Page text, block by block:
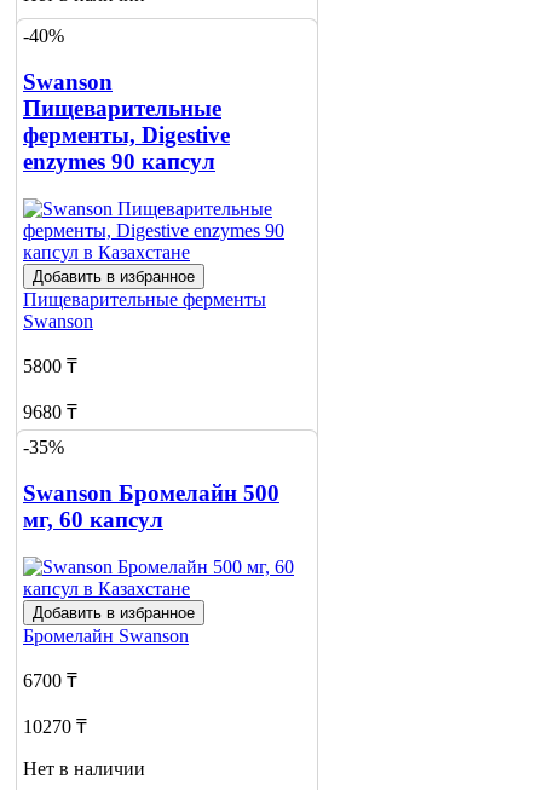
Сообщить
-40%
Swanson
Пищеварительные
ферменты, Digestive
enzymes 90 капсул
Добавить в избранное
Пищеварительные ферменты
Swanson
5800 ₸
9680 ₸
Нет в наличии
Сообщить
о наличии
-35%
Swanson Бромелайн 500
мг, 60 капсул
Добавить в избранное
Бромелайн Swanson
6700 ₸
10270 ₸
Нет в наличии